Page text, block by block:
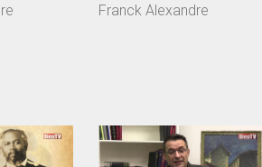
Franck Alexandre